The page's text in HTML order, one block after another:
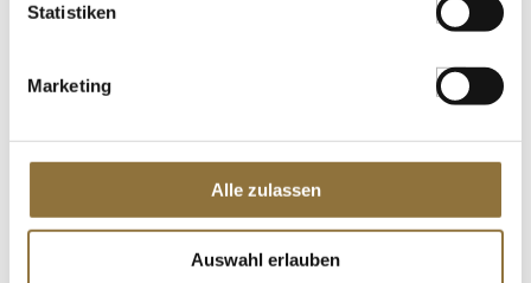
Statistiken
Marketing
Alle zulassen
Auswahl erlauben